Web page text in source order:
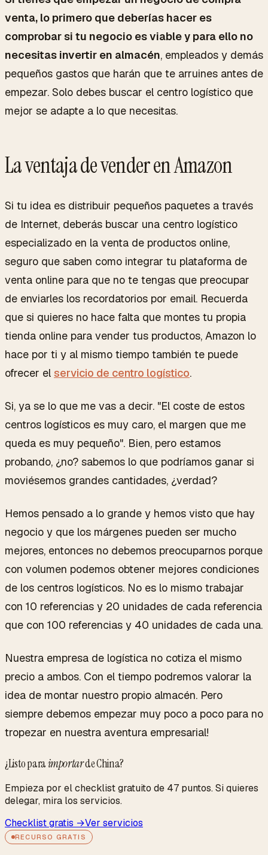
venta, lo primero que deberías hacer es
comprobar si tu negocio es viable y para ello no
necesitas invertir en almacén, empleados y demás
pequeños gastos que harán que te arruines antes de
empezar. Solo debes buscar el centro logístico que
mejor se adapte a lo que necesitas.
La ventaja de vender en Amazon
Si tu idea es distribuir pequeños paquetes a través
de Internet, deberás buscar una centro logístico
especializado en la venta de productos online,
seguro que saben como integrar tu plataforma de
venta online para que no te tengas que preocupar
de enviarles los recordatorios por email. Recuerda
que si quieres no hace falta que montes tu propia
tienda online para vender tus productos, Amazon lo
hace por ti y al mismo tiempo también te puede
ofrecer el servicio de centro logístico.
Si, ya se lo que me vas a decir. "El coste de estos
centros logísticos es muy caro, el margen que me
queda es muy pequeño". Bien, pero estamos
probando, ¿no? sabemos lo que podríamos ganar si
moviésemos grandes cantidades, ¿verdad?
Hemos pensado a lo grande y hemos visto que hay
negocio y que los márgenes pueden ser mucho
mejores, entonces no debemos preocuparnos porque
con volumen podemos obtener mejores condiciones
de los centros logísticos. No es lo mismo trabajar
con 10 referencias y 20 unidades de cada referencia
que con 100 referencias y 40 unidades de cada una.
Nuestra empresa de logística no cotiza el mismo
precio a ambos. Con el tiempo podremos valorar la
idea de montar nuestro propio almacén. Pero
siempre debemos empezar muy poco a poco para no
tropezar en nuestra aventura empresarial!
¿Listo paraimportarde China?
Empieza por el checklist gratuito de 47 puntos. Si quieres
delegar, mira los servicios.
Checklist gratis →Ver servicios
RECURSO GRATIS